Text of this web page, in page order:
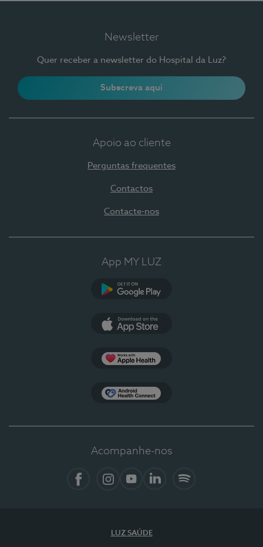
Newsletter
Quer receber a newsletter do Hospital da Luz?
Subscreva aqui
Apoio ao cliente
Perguntas frequentes
Contactos
Contacte-nos
App MY LUZ
Acompanhe-nos
LUZ SAÚDE